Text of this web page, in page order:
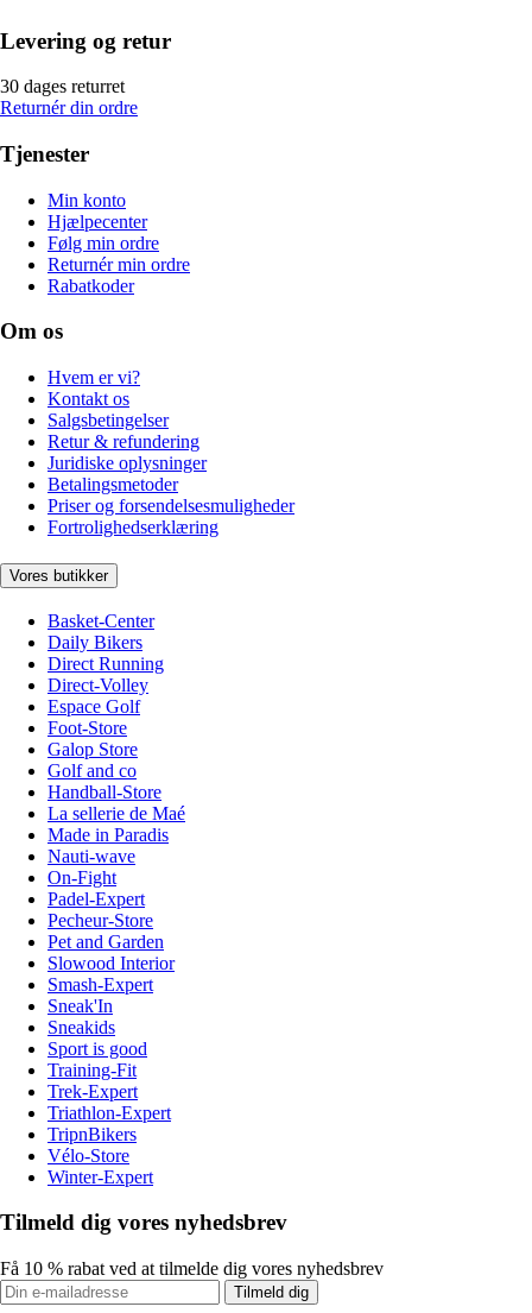
Levering og retur
30 dages returret
Returnér din ordre
Tjenester
Min konto
Hjælpecenter
Følg min ordre
Returnér min ordre
Rabatkoder
Om os
Hvem er vi?
Kontakt os
Salgsbetingelser
Retur & refundering
Juridiske oplysninger
Betalingsmetoder
Priser og forsendelsesmuligheder
Fortrolighedserklæring
Vores butikker
Basket-Center
Daily Bikers
Direct Running
Direct-Volley
Espace Golf
Foot-Store
Galop Store
Golf and co
Handball-Store
La sellerie de Maé
Made in Paradis
Nauti-wave
On-Fight
Padel-Expert
Pecheur-Store
Pet and Garden
Slowood Interior
Smash-Expert
Sneak'In
Sneakids
Sport is good
Training-Fit
Trek-Expert
Triathlon-Expert
TripnBikers
Vélo-Store
Winter-Expert
Tilmeld dig vores nyhedsbrev
Få 10 % rabat ved at tilmelde dig vores nyhedsbrev
Tilmeld dig